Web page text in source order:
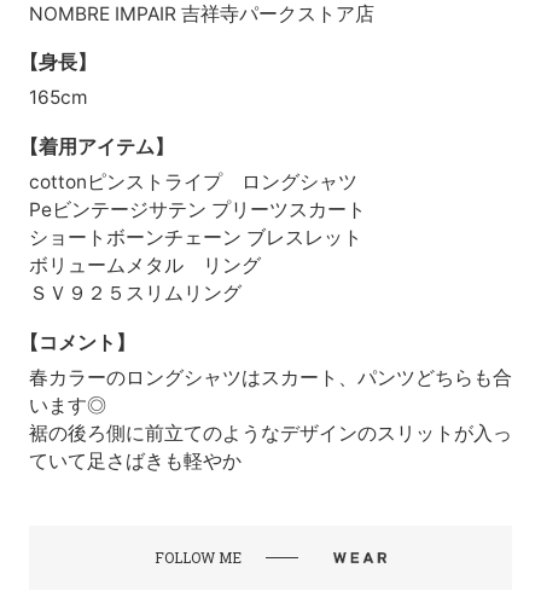
NOMBRE IMPAIR 吉祥寺パークストア店
【身長】
165cm
【着用アイテム】
cottonピンストライプ ロングシャツ
Peビンテージサテン プリーツスカート
ショートボーンチェーン ブレスレット
ボリュームメタル リング
ＳＶ９２５スリムリング
【コメント】
春カラーのロングシャツはスカート、パンツどちらも合
います◎
裾の後ろ側に前立てのようなデザインのスリットが入っ
ていて足さばきも軽やか
FOLLOW ME